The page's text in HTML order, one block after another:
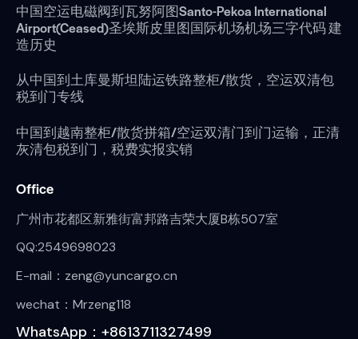
中国空运电磁阀到瓦努阿图Santo-Pekoa International
Airport(Ceased)圣埃斯皮里图国际机场机场三字代码 建
造历史
从中国到土库曼斯坦陆运铁路整柜/散货，空运双清包
税到门专线
中国到越南整柜/散货拼箱/空运双清门到门运输，正清
灰清包税到门，税费实报实销
Office
广州市花都区新雅街富邦路吉荣大厦B栋507室
QQ:2549698023
E-mail：zeng@yuncargo.cn
wechat：Mrzeng118
WhatsApp：+8613711327499